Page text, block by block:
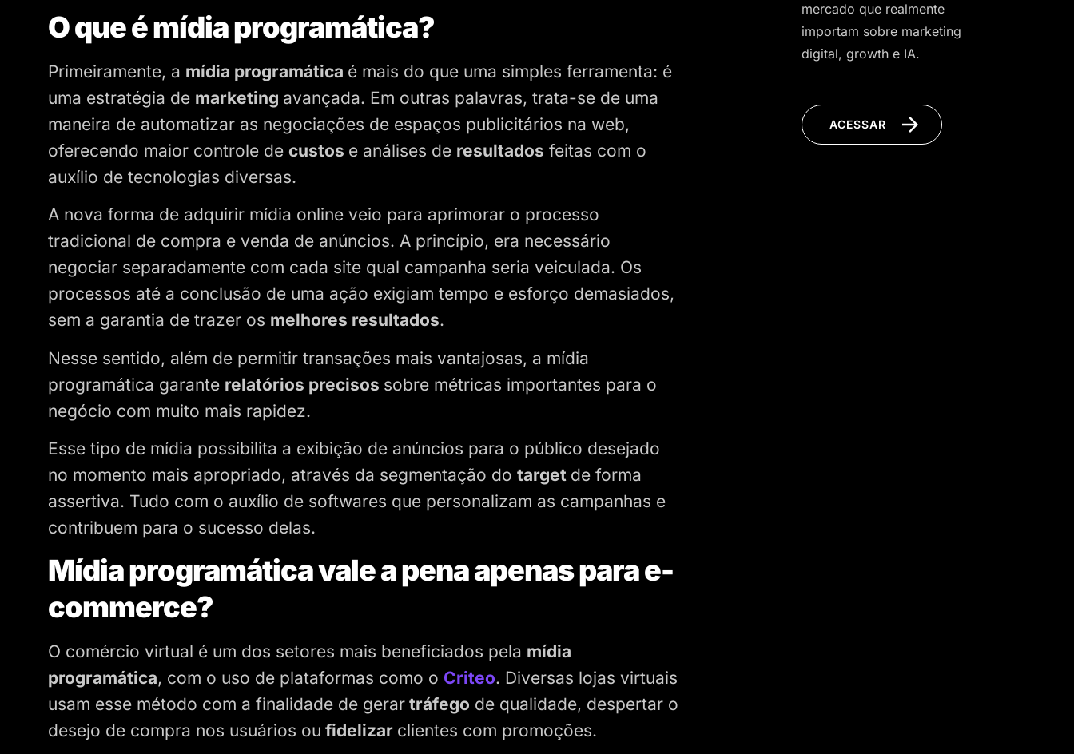
O que é mídia programática?
Primeiramente, a mídia programática é mais do que uma simples ferramenta: é
uma estratégia de marketing avançada. Em outras palavras, trata-se de uma
maneira de automatizar as negociações de espaços publicitários na web,
oferecendo maior controle de custos e análises de resultados feitas com o
auxílio de tecnologias diversas.
A nova forma de adquirir mídia online veio para aprimorar o processo
tradicional de compra e venda de anúncios. A princípio, era necessário
negociar separadamente com cada site qual campanha seria veiculada. Os
processos até a conclusão de uma ação exigiam tempo e esforço demasiados,
sem a garantia de trazer os melhores resultados.
Nesse sentido, além de permitir transações mais vantajosas, a mídia
programática garante relatórios precisos sobre métricas importantes para o
negócio com muito mais rapidez.
Esse tipo de mídia possibilita a exibição de anúncios para o público desejado
no momento mais apropriado, através da segmentação do target de forma
assertiva. Tudo com o auxílio de softwares que personalizam as campanhas e
contribuem para o sucesso delas.
Mídia programática vale a pena apenas para e-
commerce?
O comércio virtual é um dos setores mais beneficiados pela mídia
programática, com o uso de plataformas como o Criteo. Diversas lojas virtuais
usam esse método com a finalidade de gerar tráfego de qualidade, despertar o
desejo de compra nos usuários ou fidelizar clientes com promoções.
mercado que realmente
importam sobre marketing
digital, growth e IA.
ACESSAR